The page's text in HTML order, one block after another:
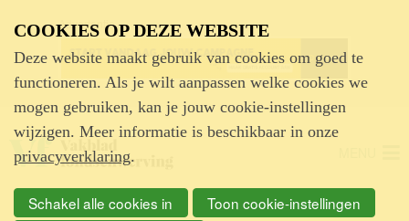
Advertentie
COOKIES OP DEZE WEBSITE
Deze website maakt gebruik van cookies om goed te
functioneren. Als je wilt aanpassen welke cookies we
mogen gebruiken, kan je jouw cookie-instellingen
wijzigen. Meer informatie is beschikbaar in onze
privacyverklaring.
Schakel alle cookies in
Toon cookie-instellingen